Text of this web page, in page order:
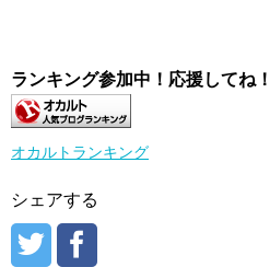
ランキング参加中！応援してね！
オカルトランキング
シェアする